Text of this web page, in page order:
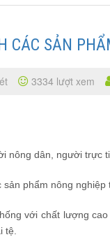
CÁC SẢN
3334 lượt xem
nông dân, người trực
phẩm nông
với chất lượng
tệ.